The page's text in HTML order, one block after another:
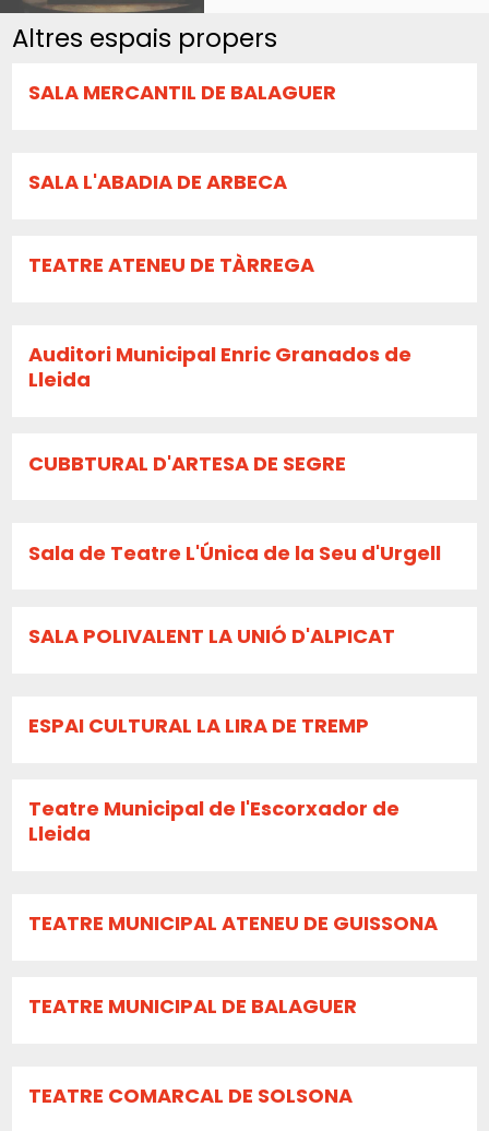
Altres espais propers
SALA MERCANTIL DE BALAGUER
SALA L'ABADIA DE ARBECA
TEATRE ATENEU DE TÀRREGA
Auditori Municipal Enric Granados de
Lleida
CUBBTURAL D'ARTESA DE SEGRE
Sala de Teatre L'Única de la Seu d'Urgell
SALA POLIVALENT LA UNIÓ D'ALPICAT
ESPAI CULTURAL LA LIRA DE TREMP
Teatre Municipal de l'Escorxador de
Lleida
TEATRE MUNICIPAL ATENEU DE GUISSONA
TEATRE MUNICIPAL DE BALAGUER
TEATRE COMARCAL DE SOLSONA